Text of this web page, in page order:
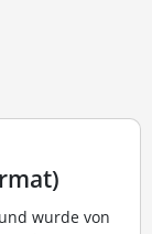
wurde von